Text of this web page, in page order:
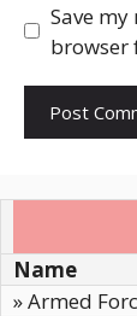
Save
browser
Name
» Armed